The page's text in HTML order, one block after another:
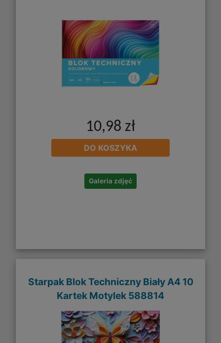
10,98 zł
DO KOSZYKA
Galeria zdjęć
Starpak Blok Techniczny Biały A4 10
Kartek Motylek 588814